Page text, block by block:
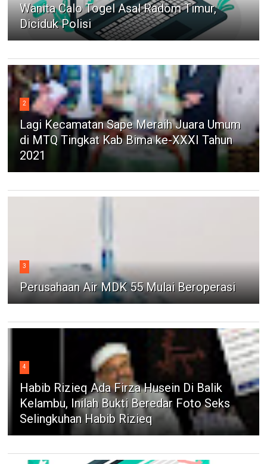
Wanita Calo Togel Asal Radom Timur,
Diciduk Polisi
2
Lagi Kecamatan Sape Meraih Juara Umum
di MTQ Tingkat Kab Bima ke-XXXI Tahun
2021
3
Perusahaan Air MDK 55 Mulai Beroperasi
4
Habib Rizieq Ada Firza Husein Di Balik
Kelambu, Inilah Bukti Beredar Foto Seks
Selingkuhan Habib Rizieq